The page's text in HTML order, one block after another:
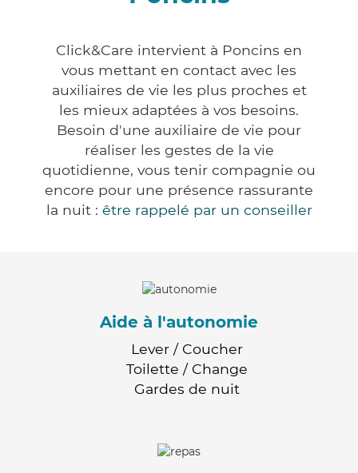
Click&Care intervient à Poncins en
vous mettant en contact avec les
auxiliaires de vie les plus proches et
les mieux adaptées à vos besoins.
Besoin d'une auxiliaire de vie pour
réaliser les gestes de la vie
quotidienne, vous tenir compagnie ou
encore pour une présence rassurante
la nuit : être rappelé par un conseiller
Aide à l'autonomie
Lever / Coucher
Toilette / Change
Gardes de nuit